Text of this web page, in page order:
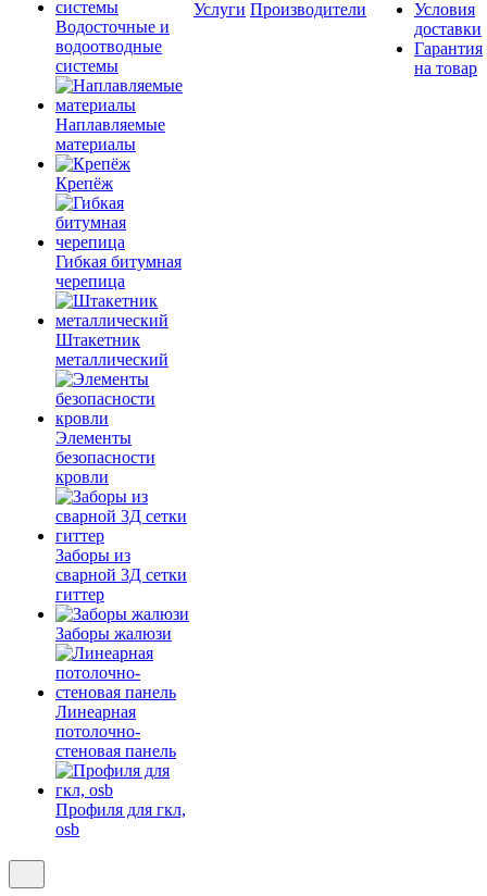
Водосточные и
водоотводные
системы
Наплавляемые
материалы
Крепёж
Гибкая битумная
черепица
Штакетник
металлический
Элементы
безопасности
кровли
Заборы из
сварной 3Д сетки
гиттер
Заборы жалюзи
Линеарная
потолочно-
стеновая панель
Профиля для гкл,
osb
Услуги Производители
Условия
доставки
Гарантия
на товар